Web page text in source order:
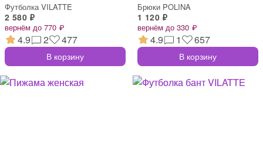
Футболка VILATTE
2 580 ₽
вернём до 770 ₽
4.9 2 477
В корзину
Брюки POLINA
1 120 ₽
вернём до 330 ₽
4.9 1 657
В корзину